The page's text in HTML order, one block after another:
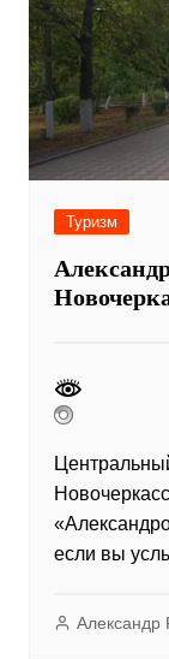
Туризм
если вы
Александр